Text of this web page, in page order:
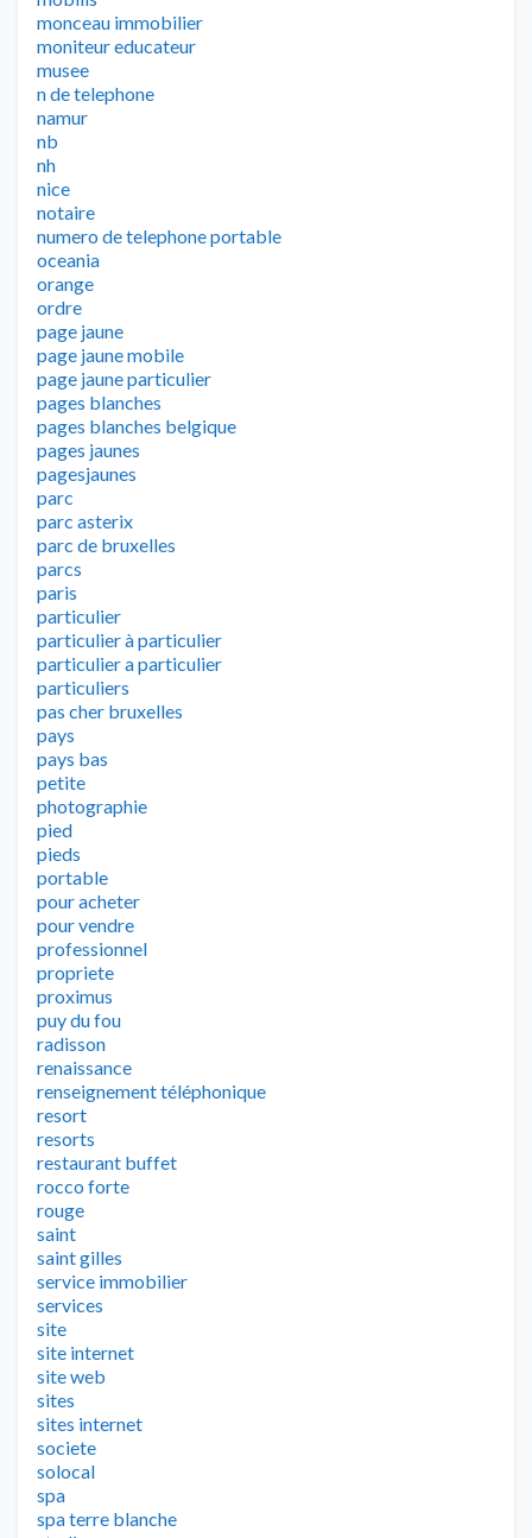
monceau immobilier
moniteur educateur
musee
n de telephone
namur
nb
nh
nice
notaire
numero de telephone portable
oceania
orange
ordre
page jaune
page jaune mobile
page jaune particulier
pages blanches
pages blanches belgique
pages jaunes
pagesjaunes
parc
parc asterix
parc de bruxelles
parcs
paris
particulier
particulier à particulier
particulier a particulier
particuliers
pas cher bruxelles
pays
pays bas
petite
photographie
pied
pieds
portable
pour acheter
pour vendre
professionnel
propriete
proximus
puy du fou
radisson
renaissance
renseignement téléphonique
resort
resorts
restaurant buffet
rocco forte
rouge
saint
saint gilles
service immobilier
services
site
site internet
site web
sites
sites internet
societe
solocal
spa
spa terre blanche